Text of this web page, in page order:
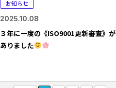
お知らせ
2025.10.08
３年に一度の《ISO9001更新審査》が
ありました